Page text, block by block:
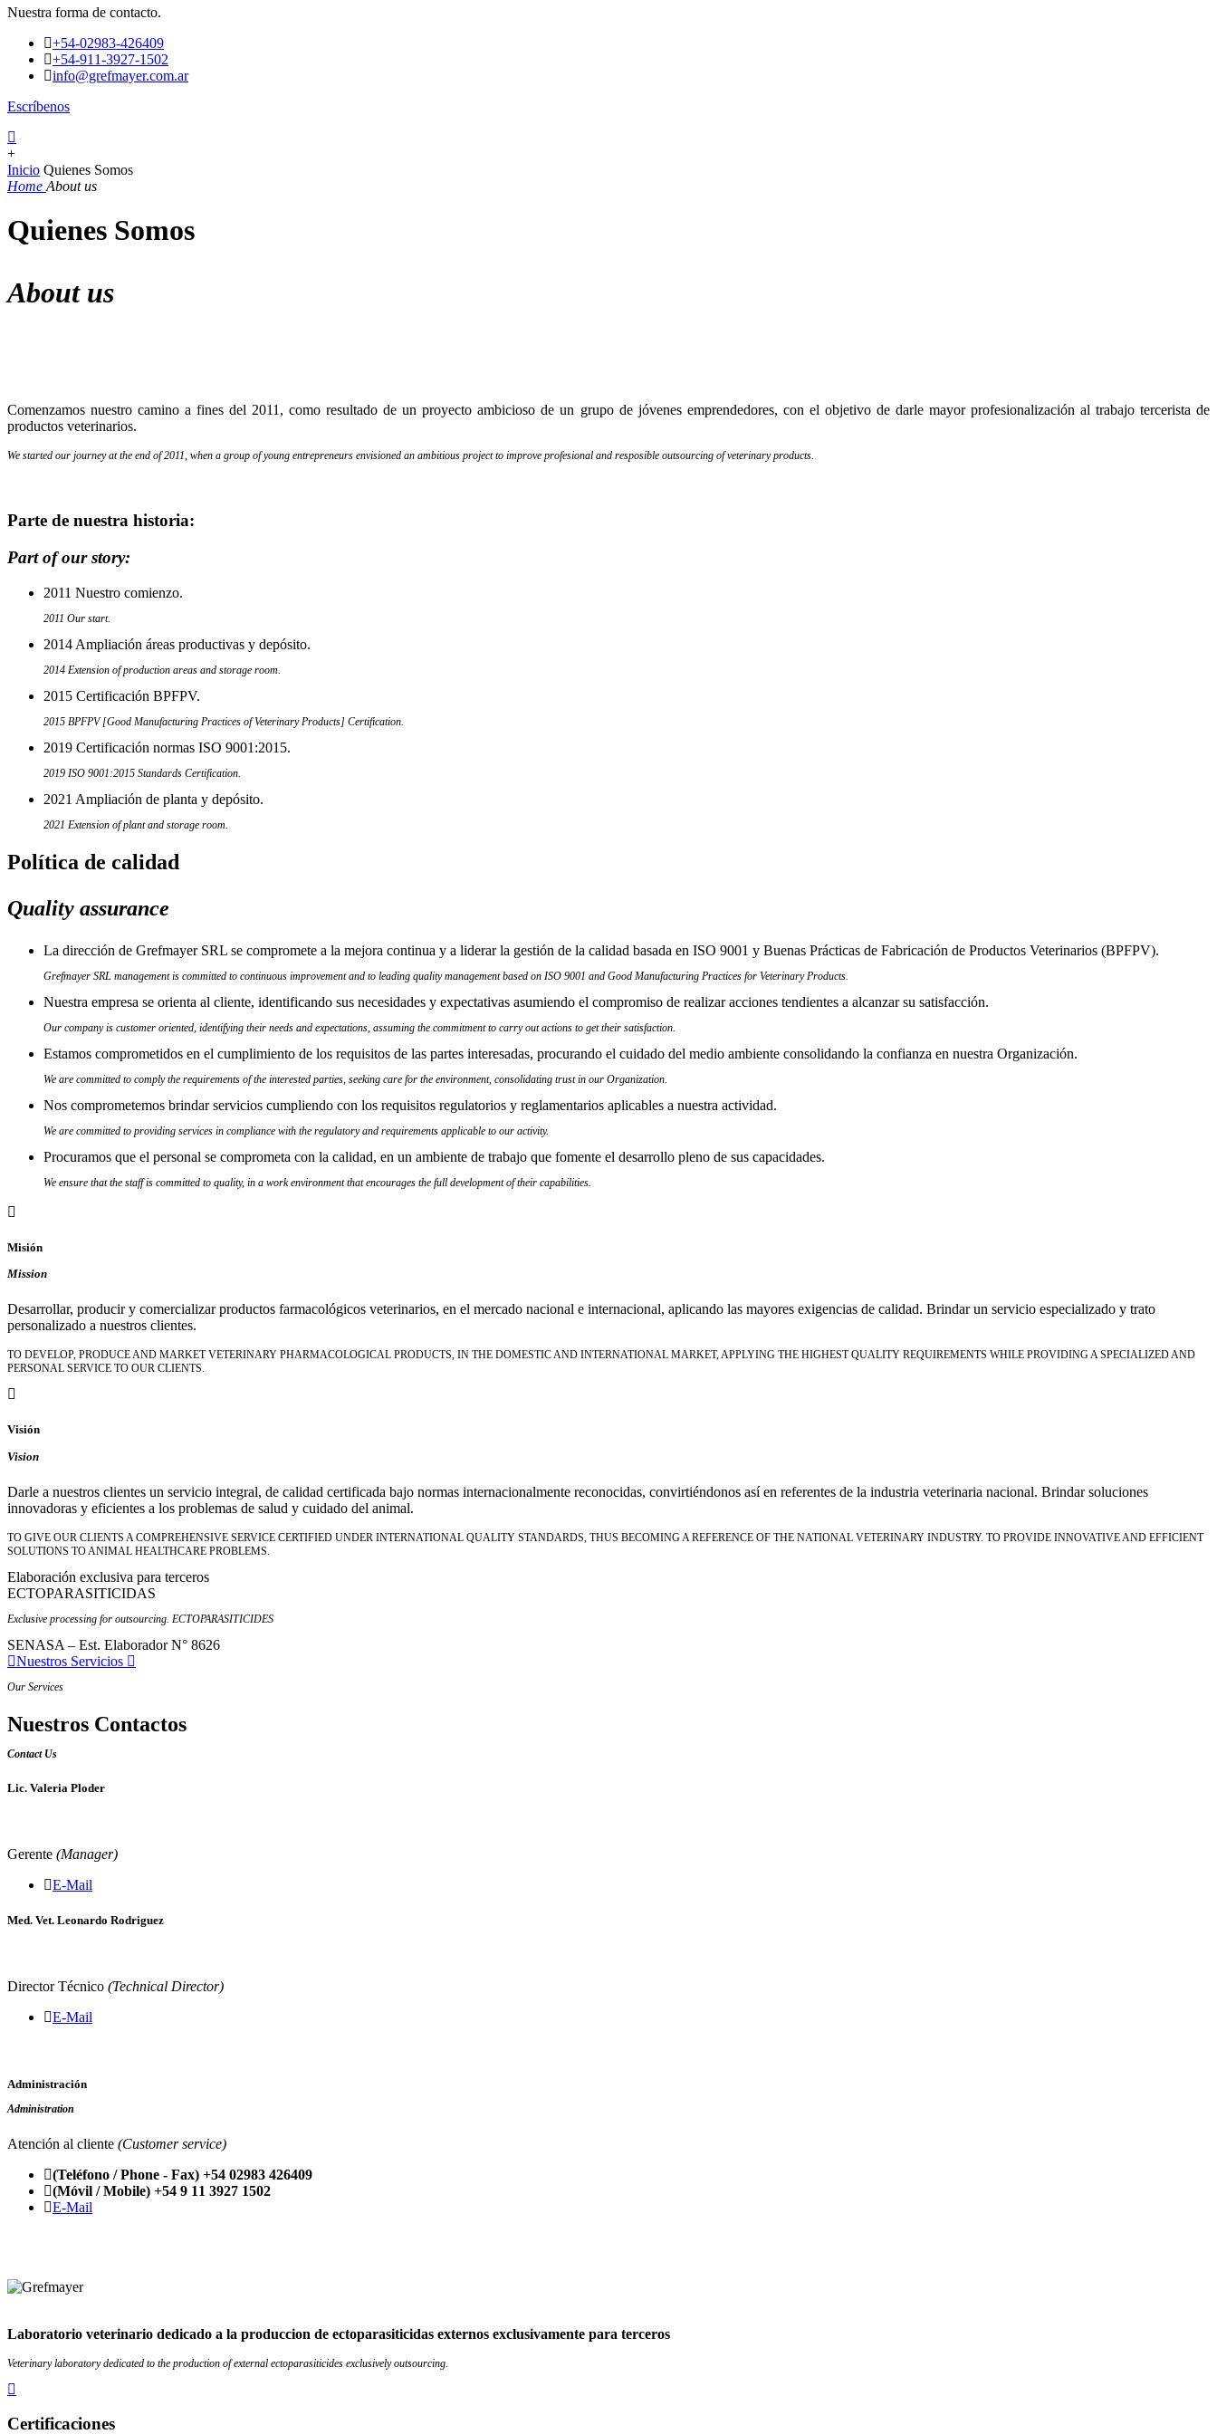
Nuestra forma de contacto.
+54-02983-426409
+54-911-3927-1502
info@grefmayer.com.ar
Escríbenos
+
Inicio Quienes Somos
Home About us
Quienes Somos
About us
Comenzamos nuestro camino a fines del 2011, como resultado de un proyecto ambicioso de un grupo de jóvenes emprendedores, con el objetivo de darle mayor profesionalización al trabajo tercerista de
productos veterinarios.
We started our journey at the end of 2011, when a group of young entrepreneurs envisioned an ambitious project to improve profesional and resposible outsourcing of veterinary products.
Parte de nuestra historia:
Part of our story:
2011 Nuestro comienzo.
2011 Our start.
2014 Ampliación áreas productivas y depósito.
2014 Extension of production areas and storage room.
2015 Certificación BPFPV.
2015 BPFPV [Good Manufacturing Practices of Veterinary Products] Certification.
2019 Certificación normas ISO 9001:2015.
2019 ISO 9001:2015 Standards Certification.
2021 Ampliación de planta y depósito.
2021 Extension of plant and storage room.
Política de calidad
Quality assurance
La dirección de Grefmayer SRL se compromete a la mejora continua y a liderar la gestión de la calidad basada en ISO 9001 y Buenas Prácticas de Fabricación de Productos Veterinarios (BPFPV).
Grefmayer SRL management is committed to continuous improvement and to leading quality management based on ISO 9001 and Good Manufacturing Practices for Veterinary Products.
Nuestra empresa se orienta al cliente, identificando sus necesidades y expectativas asumiendo el compromiso de realizar acciones tendientes a alcanzar su satisfacción.
Our company is customer oriented, identifying their needs and expectations, assuming the commitment to carry out actions to get their satisfaction.
Estamos comprometidos en el cumplimiento de los requisitos de las partes interesadas, procurando el cuidado del medio ambiente consolidando la confianza en nuestra Organización.
We are committed to comply the requirements of the interested parties, seeking care for the environment, consolidating trust in our Organization.
Nos comprometemos brindar servicios cumpliendo con los requisitos regulatorios y reglamentarios aplicables a nuestra actividad.
We are committed to providing services in compliance with the regulatory and requirements applicable to our activity.
Procuramos que el personal se comprometa con la calidad, en un ambiente de trabajo que fomente el desarrollo pleno de sus capacidades.
We ensure that the staff is committed to quality, in a work environment that encourages the full development of their capabilities.
Misión
Mission
Desarrollar, producir y comercializar productos farmacológicos veterinarios, en el mercado nacional e internacional, aplicando las mayores exigencias de calidad. Brindar un servicio especializado y trato
personalizado a nuestros clientes.
TO DEVELOP, PRODUCE AND MARKET VETERINARY PHARMACOLOGICAL PRODUCTS, IN THE DOMESTIC AND INTERNATIONAL MARKET, APPLYING THE HIGHEST QUALITY REQUIREMENTS WHILE PROVIDING A SPECIALIZED AND
PERSONAL SERVICE TO OUR CLIENTS.
Visión
Vision
Darle a nuestros clientes un servicio integral, de calidad certificada bajo normas internacionalmente reconocidas, convirtiéndonos así en referentes de la industria veterinaria nacional. Brindar soluciones
innovadoras y eficientes a los problemas de salud y cuidado del animal.
TO GIVE OUR CLIENTS A COMPREHENSIVE SERVICE CERTIFIED UNDER INTERNATIONAL QUALITY STANDARDS, THUS BECOMING A REFERENCE OF THE NATIONAL VETERINARY INDUSTRY. TO PROVIDE INNOVATIVE AND EFFICIENT
SOLUTIONS TO ANIMAL HEALTHCARE PROBLEMS.
Elaboración exclusiva para terceros
ECTOPARASITICIDAS
Exclusive processing for outsourcing. ECTOPARASITICIDES
SENASA – Est. Elaborador N° 8626
Nuestros Servicios
Our Services
Nuestros Contactos
Contact Us
Lic. Valeria Ploder
Gerente (Manager)
E-Mail
Med. Vet. Leonardo Rodriguez
Director Técnico (Technical Director)
E-Mail
Administración
Administration
Atención al cliente (Customer service)
(Teléfono / Phone - Fax) +54 02983 426409
(Móvil / Mobile) +54 9 11 3927 1502
E-Mail
Laboratorio veterinario dedicado a la produccion de ectoparasiticidas externos exclusivamente para terceros
Veterinary laboratory dedicated to the production of external ectoparasiticides exclusively outsourcing.
Certificaciones